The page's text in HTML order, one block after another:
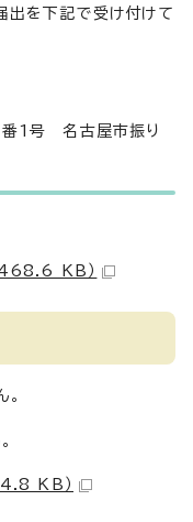
を下記で受け付けて
番1号 名古屋市振り
468.6 KB）
KB）